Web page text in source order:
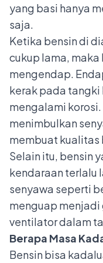
yang basi hanya
saja.
Ketika bensin di
cukup lama,
mengendap.
kerak pada tangki
mengalami
menimbulkan
membuat kualitas
Selain itu, bensin
kendaraan terlalu
senyawa seperti
menguap
ventilator dalam
Berapa Masa
Bensin bisa